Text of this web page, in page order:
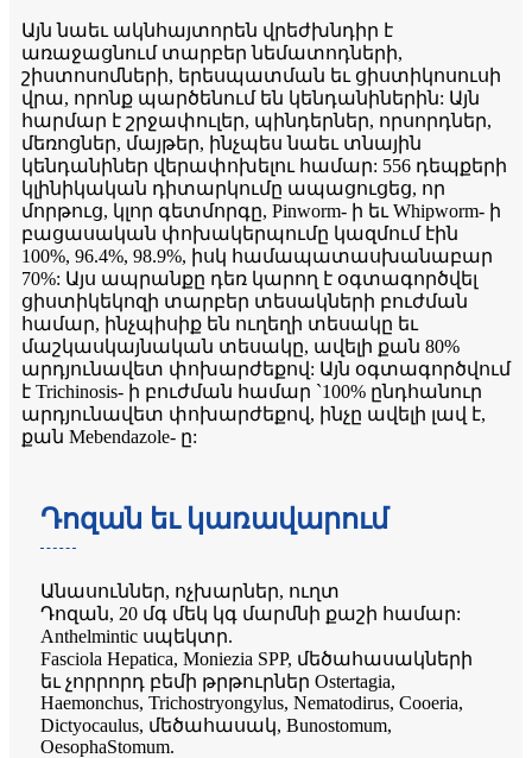
Այն նաեւ ակնհայտորեն վրեժխնդիր է
առաջացնում տարբեր նեմատոդների,
շիստոսոմների, երեսպատման եւ ցիստիկոսուսի
վրա, որոնք պարծենում են կենդանիներին: Այն
հարմար է շրջափուլեր, պինդերներ, որսորդներ,
մեռոցներ, մայթեր, ինչպես նաեւ տնային
կենդանիներ վերափոխելու համար: 556 դեպքերի
կլինիկական դիտարկումը ապացուցեց, որ
մորթուց, կլոր գետմորգը, Pinworm- ի եւ Whipworm- ի
բացասական փոխակերպումը կազմում էին
100%, 96.4%, 98.9%, իսկ համապատասխանաբար
70%: Այս ապրանքը դեռ կարող է օգտագործվել
ցիստիկեկոզի տարբեր տեսակների բուժման
համար, ինչպիսիք են ուղեղի տեսակը եւ
մաշկասկայնական տեսակը, ավելի քան 80%
արդյունավետ փոխարժեքով: Այն օգտագործվում
է Trichinosis- ի բուժման համար `100% ընդհանուր
արդյունավետ փոխարժեքով, ինչը ավելի լավ է,
քան Mebendazole- ը:
Դոզան եւ կառավարում
Անասուններ, ոչխարներ, ուղտ
Դոզան, 20 մգ մեկ կգ մարմնի քաշի համար:
Anthelmintic սպեկտր.
Fasciola Hepatica, Moniezia SPP, մեծահասակների
եւ չորրորդ բեմի թրթուրներ Ostertagia,
Haemonchus, Trichostryongylus, Nematodirus, Cooeria,
Dictyocaulus, մեծահասակ, Bunostomum,
OesophaStomum.